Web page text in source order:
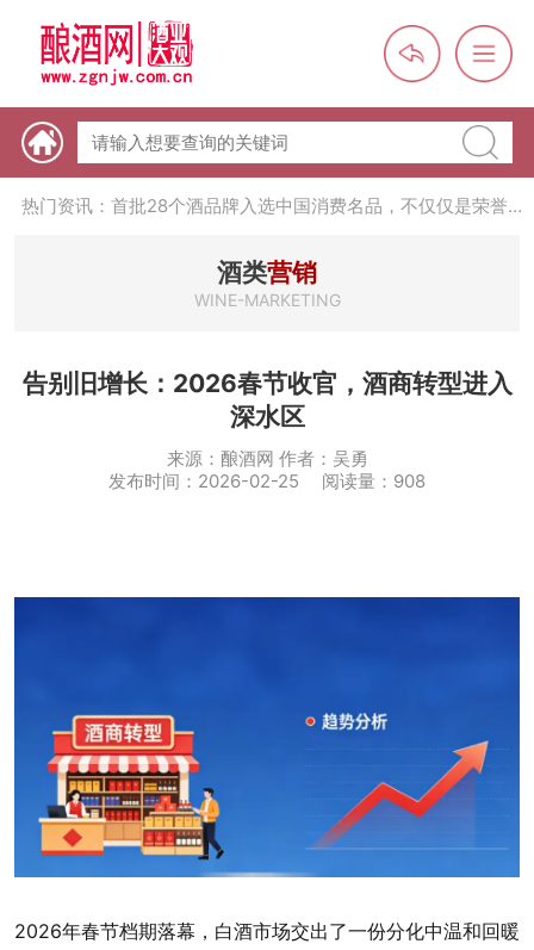
热门资讯：【酒体设计师】职业技能培训及认定班开班通知
热门资讯：未来，传统酒类经销商群体会消失吗？
热门资讯：首批28个酒品牌入选中国消费名品，不仅仅是荣誉那
热门资讯：2024年上市酒企业第三季度报（白酒、啤酒、葡萄
热门资讯：名酒之光：共话荣耀背后的价值与使命
酒类营销
WINE-MARKETING
告别旧增长：2026春节收官，酒商转型进入
深水区
来源：酿酒网 作者：吴勇
发布时间：2026-02-25 阅读量：908
2026年春节档期落幕，白酒市场交出了一份分化中温和回暖